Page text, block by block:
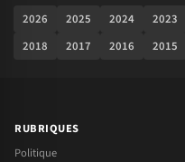
2026 2025 2024 2023
2018
2017 2016 2015
RUBRIQUES
Politique